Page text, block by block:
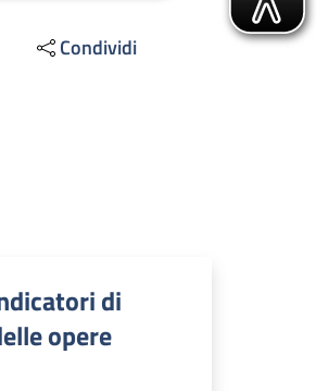
Condividi
di
opere